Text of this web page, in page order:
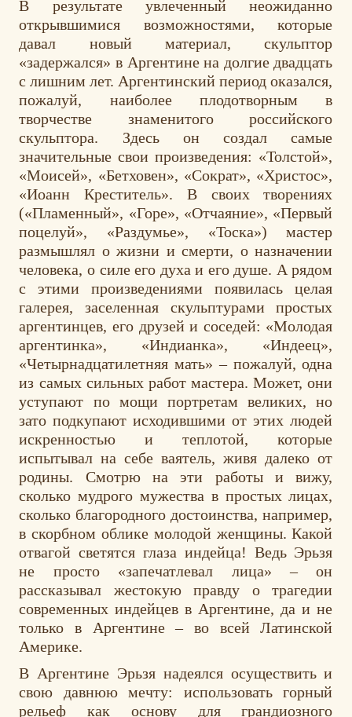
В результате увлеченный неожиданно
открывшимися возможностями, которые
давал новый материал, скульптор
«задержался» в Аргентине на долгие двадцать
с лишним лет. Аргентинский период оказался,
пожалуй, наиболее плодотворным в
творчестве знаменитого российского
скульптора. Здесь он создал самые
значительные свои произведения: «Толстой»,
«Моисей», «Бетховен», «Сократ», «Христос»,
«Иоанн Креститель». В своих творениях
(«Пламенный», «Горе», «Отчаяние», «Первый
поцелуй», «Раздумье», «Тоска») мастер
размышлял о жизни и смерти, о назначении
человека, о силе его духа и его душе. А рядом
с этими произведениями появилась целая
галерея, заселенная скульптурами простых
аргентинцев, его друзей и соседей: «Молодая
аргентинка», «Индианка», «Индеец»,
«Четырнадцатилетняя мать» – пожалуй, одна
из самых сильных работ мастера. Может, они
уступают по мощи портретам великих, но
зато подкупают исходившими от этих людей
искренностью и теплотой, которые
испытывал на себе ваятель, живя далеко от
родины. Смотрю на эти работы и вижу,
сколько мудрого мужества в простых лицах,
сколько благородного достоинства, например,
в скорбном облике молодой женщины. Какой
отвагой светятся глаза индейца! Ведь Эрьзя
не просто «запечатлевал лица» – он
рассказывал жестокую правду о трагедии
современных индейцев в Аргентине, да и не
только в Аргентине – во всей Латинской
Америке.
В Аргентине Эрьзя надеялся осуществить и
свою давнюю мечту: использовать горный
рельеф как основу для грандиозного